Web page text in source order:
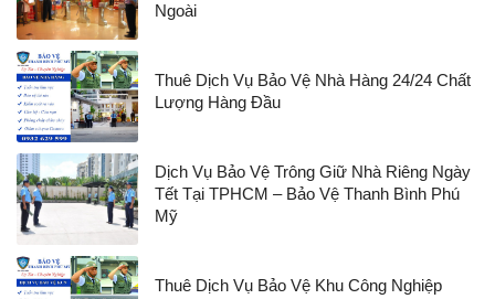
Ngoài
Thuê Dịch Vụ Bảo Vệ Nhà Hàng 24/24 Chất
Lượng Hàng Đầu
Dịch Vụ Bảo Vệ Trông Giữ Nhà Riêng Ngày
Tết Tại TPHCM – Bảo Vệ Thanh Bình Phú
Mỹ
Thuê Dịch Vụ Bảo Vệ Khu Công Nghiệp